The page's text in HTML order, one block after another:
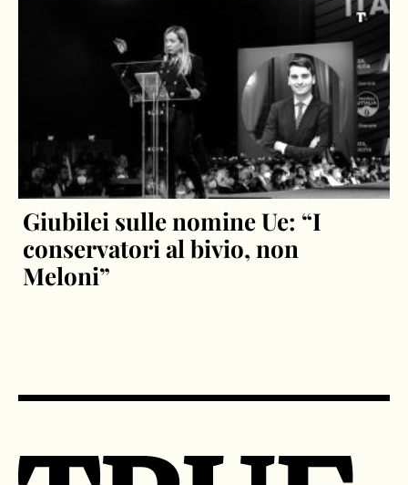
Giubilei sulle nomine Ue: “I
conservatori al bivio, non
Meloni”